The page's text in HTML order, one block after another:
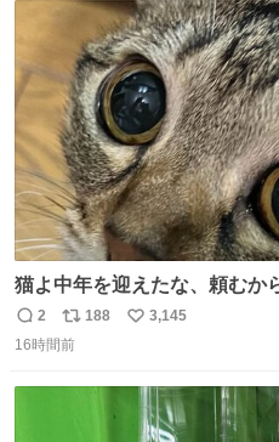
数
猫よ中年を迎えたな、頼むか
れ…と願ってから、いや人間
の世に置いていくなんてひど
愛がられて困ることもなか
よ不老不死でいてくれ
返
信
2
リ
ポ
188
い
数
3,145
16時間前